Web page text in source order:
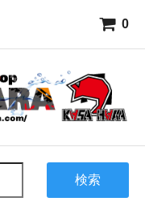
0
検索